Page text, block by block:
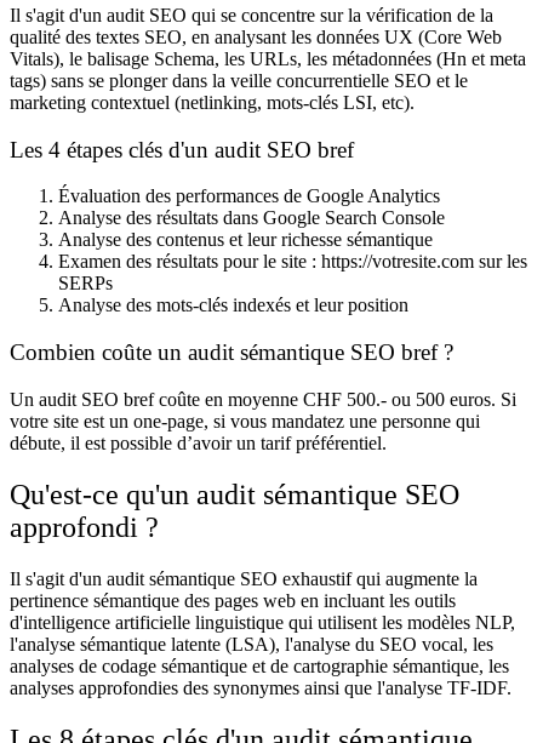
Il s'agit d'un audit SEO qui se concentre sur la vérification de la
qualité des textes SEO, en analysant les données UX (Core Web
Vitals), le balisage Schema, les URLs, les métadonnées (Hn et meta
tags) sans se plonger dans la veille concurrentielle SEO et le
marketing contextuel (netlinking, mots-clés LSI, etc).
Les 4 étapes clés d'un audit SEO bref
Évaluation des performances de Google Analytics
Analyse des résultats dans Google Search Console
Analyse des contenus et leur richesse sémantique
Examen des résultats pour le site : https://votresite.com sur les
SERPs
Analyse des mots-clés indexés et leur position
Combien coûte un audit sémantique SEO bref ?
Un audit SEO bref coûte en moyenne CHF 500.- ou 500 euros. Si
votre site est un one-page, si vous mandatez une personne qui
débute, il est possible d’avoir un tarif préférentiel.
Qu'est-ce qu'un audit sémantique SEO
approfondi ?
Il s'agit d'un audit sémantique SEO exhaustif qui augmente la
pertinence sémantique des pages web en incluant les outils
d'intelligence artificielle linguistique qui utilisent les modèles NLP,
l'analyse sémantique latente (LSA), l'analyse du SEO vocal, les
analyses de codage sémantique et de cartographie sémantique, les
analyses approfondies des synonymes ainsi que l'analyse TF-IDF.